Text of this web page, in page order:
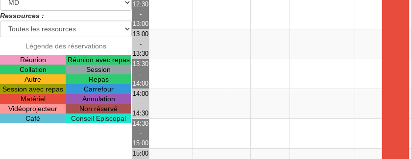
Ressources :
Légende des réservations
Réunion
Réunion avec repas
Collation
Session
Autre
Repas
Session avec repas
Carrefour
Matériel
Annulation
Vidéoprojecteur
Non réservé
Café
Conseil Episcopal
12:30
-
13:00
13:00
-
13:30
13:30
-
14:00
14:00
-
14:30
14:30
-
15:00
15:00